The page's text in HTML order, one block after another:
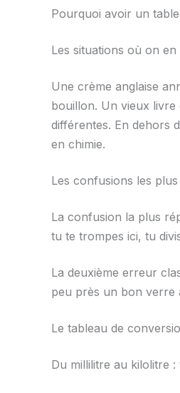
Pourquoi avoir un
Les situations où on
Une crème anglaise
bouillon. Un vieux livre
différentes. En dehors
en chimie.
Les confusions les
La confusion la plus
tu te trompes ici, tu
La deuxième erreur
peu près un bon verre
Le tableau de
Du millilitre au kilolitre